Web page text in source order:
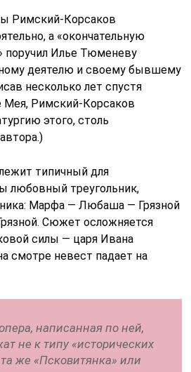
Римский-Корсаков
а «окончательную
поручил Илье Тюменеву
деятелю и своему бывшему
несколько лет спустя
Мея, Римский-Корсаков
этого, столь
типичный для
любовный треугольник,
Марфа — Любаша — Грязной
Сюжет осложняется
силы — царя Ивана
смотре невест падает на
написанная по ней,
не к типу «исторических
же «Псковитянка» или